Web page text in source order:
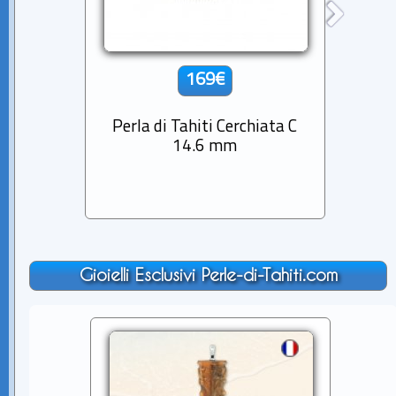
169€
Perla di Tahiti Cerchiata C
14.6 mm
Gioielli Esclusivi Perle-di-Tahiti.com